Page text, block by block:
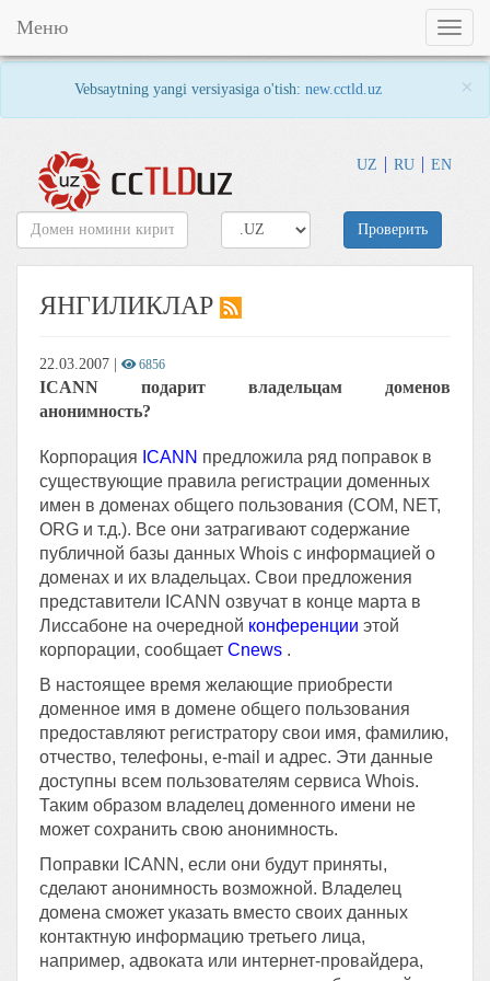
Vebsaytning yangi versiyasiga o'tish: new.cctld.uz ×
UZ RU EN
Toggle
Меню
Проверить
ЯНГИЛИКЛАР
22.03.2007 6856
ICANN подарит владельцам доменов
анонимность?
Корпорация ICANN предложила ряд поправок в
существующие правила регистрации доменных
имен в доменах общего пользования (COM, NET,
ORG и т.д.). Все они затрагивают содержание
публичной базы данных Whois с информацией о
доменах и их владельцах. Свои предложения
представители ICANN озвучат в конце марта в
Лиссабоне на очередной конференции этой
корпорации, сообщает Cnews .
В настоящее время желающие приобрести
доменное имя в домене общего пользования
предоставляют регистратору свои имя, фамилию,
отчество, телефоны, e-mail и адрес. Эти данные
доступны всем пользователям сервиса Whois.
Таким образом владелец доменного имени не
может сохранить свою анонимность.
Поправки ICANN, если они будут приняты,
сделают анонимность возможной. Владелец
домена сможет указать вместо своих данных
контактную информацию третьего лица,
например, адвоката или интернет-провайдера,